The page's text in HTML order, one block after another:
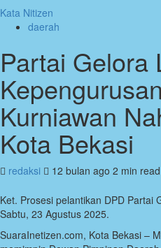
Kata Nitizen
daerah
Partai Gelora
Kurniawan
Kota Bekasi
redaksi 12 bulan ago 2 min read
Ket. Prosesi pelantikan DPD Partai
Sabtu, 23 Agustus 2025.
SuaraInetizen.com, Kota Bekasi –